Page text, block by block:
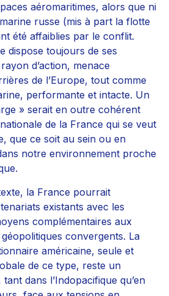
aéromaritimes, alors que ni
marine russe (mis à part la flotte
été affaiblies par le conflit.
dispose toujours de ses
d’action, menace
de l’Europe, tout comme
performante et intacte. Un
» serait en outre cohérent
de la France qui se veut
que ce soit au sein ou en
notre environnement proche
la France pourrait
existants avec les
complémentaires aux
convergents. La
américaine, seule et
de ce type, reste un
dans l’Indopacifique qu’en